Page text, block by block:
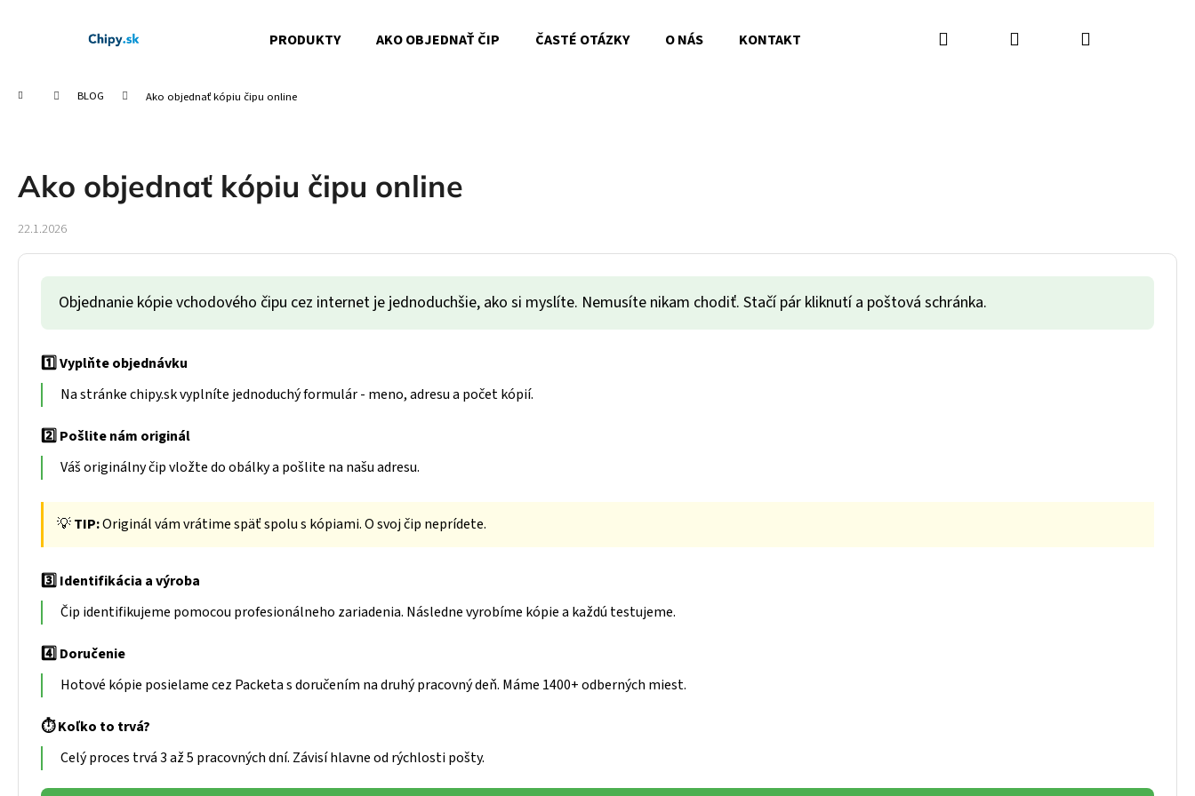
PRODUKTY AKO OBJEDNAŤ ČIP ČASTÉ OTÁZKY O NÁS KONTAKT Hľadať PrihlásenieNákupný
Domov BLOG Ako objednať kópiu čipu online
Ako objednať kópiu čipu online
22.1.2026
Objednanie kópie vchodového čipu cez internet je jednoduchšie, ako si myslíte. Nemusíte nikam chodiť. Stačí pár kliknutí a poštová schránka.
1️⃣ Vyplňte objednávku
Na stránke chipy.sk vyplníte jednoduchý formulár - meno, adresu a počet kópií.
2️⃣ Pošlite nám originál
Váš originálny čip vložte do obálky a pošlite na našu adresu.
💡TIP:Originál vám vrátime späť spolu s kópiami. O svoj čip neprídete.
3️⃣ Identifikácia a výroba
Čip identifikujeme pomocou profesionálneho zariadenia. Následne vyrobíme kópie a každú testujeme.
4️⃣ Doručenie
Hotové kópie posielame cez Packeta s doručením na druhý pracovný deň. Máme 1400+ odberných miest.
⏱️ Koľko to trvá?
Celý proces trvá 3 až 5 pracovných dní. Závisí hlavne od rýchlosti pošty.
Späť
obchodu
Späť
obchodu